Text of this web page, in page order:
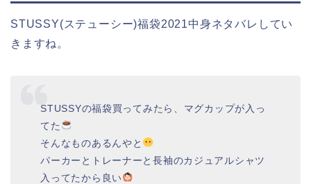
STUSSY(ステューシー)福袋2021中身ネタバレしてい
きますね。
STUSSYの福袋買ってみたら、マグカップが入っ
てた
そんなものあるんやと
パーカーとトレーナーと長袖のカジュアルシャツ
入ってたから良い